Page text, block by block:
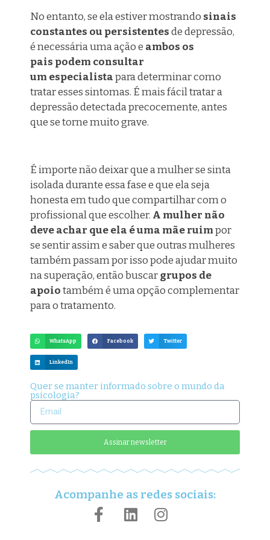
No entanto, se ela estiver mostrando sinais
constantes ou persistentesde depressão,
é necessária uma ação e ambos os
pais podem consultar
um especialistapara determinar como
tratar esses sintomas. É mais fácil tratar a
depressão detectada precocemente, antes
que se torne muito grave.
É importe não deixar que a mulher se sinta
isolada durante essa fase e que ela seja
honesta em tudo que compartilhar com o
profissional que escolher. A mulher não
deve achar que ela é uma mãeruimpor
se sentir assimesaber que outras mulheres
também passam por isso pode ajudar muito
na superação, então buscargrupos de
apoiotambém é uma opção complementar
para o tratamento.
WhatsApp Facebook Twitter
LinkedIn
Quer se manter informado sobre o mundo da
psicologia?
Assinar newsletter
Acompanhe as redes sociais: